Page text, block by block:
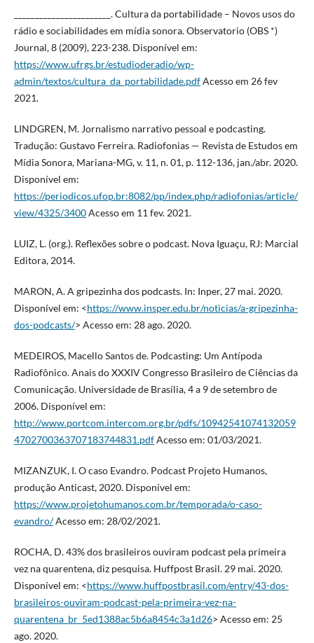
_______________________. Cultura da portabilidade – Novos usos do
rádio e sociabilidades em mídia sonora. Observatorio (OBS *)
Journal, 8 (2009), 223-238. Disponível em:
https://www.ufrgs.br/estudioderadio/wp-
admin/textos/cultura_da_portabilidade.pdfAcesso em 26 fev
2021.
LINDGREN, M. Jornalismo narrativo pessoal e podcasting.
Tradução: Gustavo Ferreira. Radiofonias — Revista de Estudos em
Mídia Sonora, Mariana-MG, v. 11, n. 01, p. 112-136, jan./abr. 2020.
Disponível em:
https://periodicos.ufop.br:8082/pp/index.php/radiofonias/article/
view/4325/3400Acesso em 11 fev. 2021.
LUIZ, L. (org.). Reflexões sobre o podcast. Nova Iguaçu, RJ: Marcial
Editora, 2014.
MARON, A. A gripezinha dos podcasts. In: Inper, 27 mai. 2020.
Disponível em: <https://www.insper.edu.br/noticias/a-gripezinha-
dos-podcasts/> Acesso em: 28 ago. 2020.
MEDEIROS, Macello Santos de. Podcasting: Um Antípoda
Radiofônico. Anais do XXXIV Congresso Brasileiro de Ciências da
Comunicação. Universidade de Brasília, 4 a 9 de setembro de
2006. Disponível em:
http://www.portcom.intercom.org.br/pdfs/10942541074132059
4702700363707183744831.pdfAcesso em: 01/03/2021.
MIZANZUK, I. O caso Evandro. Podcast Projeto Humanos,
produção Anticast, 2020. Disponível em:
https://www.projetohumanos.com.br/temporada/o-caso-
evandro/Acesso em: 28/02/2021.
ROCHA, D. 43% dos brasileiros ouviram podcast pela primeira
vez na quarentena, diz pesquisa. Huffpost Brasil. 29 mai. 2020.
Disponível em: <https://www.huffpostbrasil.com/entry/43-dos-
brasileiros-ouviram-podcast-pela-primeira-vez-na-
quarentena_br_5ed1388ac5b6a8454c3a1d26> Acesso em: 25
ago. 2020.